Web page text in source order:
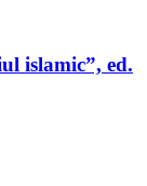
islamic”, ed.